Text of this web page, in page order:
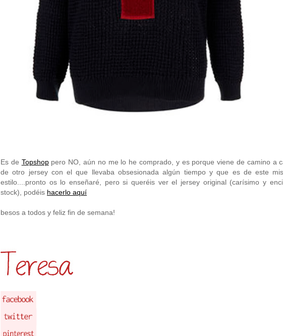
Es de Topshoppero NO, aún no me lo he comprado, y es porque viene de camino a
de otro jersey con el que llevaba obsesionada algún tiempo y que es de este
estilo....pronto os lo enseñaré, pero si queréis ver el jersey original (carísimo y
stock), podéis hacerlo aquí
besos a todos y feliz fin de semana!